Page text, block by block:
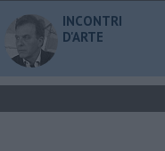
INCONTRI
D'ARTE